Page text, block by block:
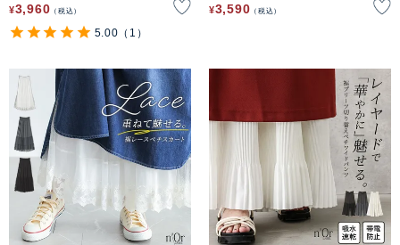
¥3,960 税込
5.00 （1）
¥3,590 税込